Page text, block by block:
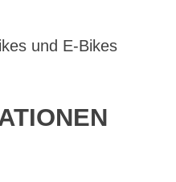
und E-Bikes